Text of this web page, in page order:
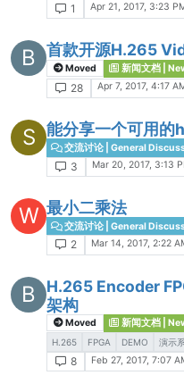
1 Apr 21, 2017, 3:23
B 首款开源H.265
Moved 新闻文档 |
28 Apr 7, 2017, 4:17
S 能分享一个可用的
交流讨论 | General
3 Mar 20, 2017, 3:13
W 最小二乘法
交流讨论 | General
2 Mar 14, 2017, 2:22
B
H.265 Encoder
架构
Moved 新闻文档 |
H.265 FPGA DEMO 演示
8 Feb 27, 2017, 7:07